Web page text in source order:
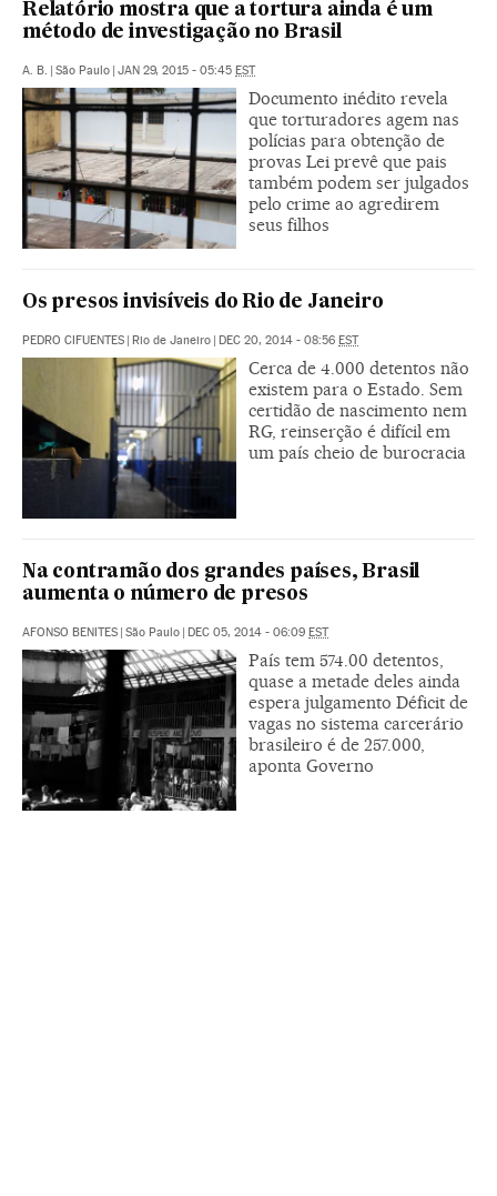
Relatório mostra que a tortura ainda é um
método de investigação no Brasil
A. B. São Paulo JAN 29, 2015 - 05:45 EST
Documento inédito revela
que torturadores agem nas
polícias para obtenção de
provas Lei prevê que pais
também podem ser julgados
pelo crime ao agredirem
seus filhos
Os presos invisíveis do Rio de Janeiro
PEDRO CIFUENTES Rio de Janeiro DEC 20, 2014 - 08:56 EST
Cerca de 4.000 detentos não
existem para o Estado. Sem
certidão de nascimento nem
RG, reinserção é difícil em
um país cheio de burocracia
Na contramão dos grandes países, Brasil
aumenta o número de presos
AFONSO BENITES São Paulo DEC 05, 2014 - 06:09 EST
País tem 574.00 detentos,
quase a metade deles ainda
espera julgamento Déficit de
vagas no sistema carcerário
brasileiro é de 257.000,
aponta Governo